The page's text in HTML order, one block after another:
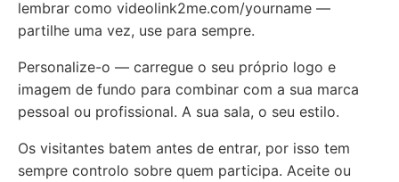
lembrar como videolink2me.com/yourname —
partilhe uma vez, use para sempre.
Personalize-o — carregue o seu próprio logo e
imagem de fundo para combinar com a sua marca
pessoal ou profissional. A sua sala, o seu estilo.
Os visitantes batem antes de entrar, por isso tem
sempre controlo sobre quem participa. Aceite ou